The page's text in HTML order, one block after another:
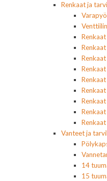
Renkaat ja
Vanteet ja
14
15